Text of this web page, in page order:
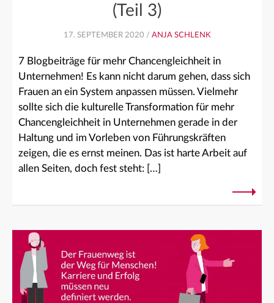
(Teil 3)
17. SEPTEMBER 2020 / ANJA SCHLENK
7 Blogbeiträge für mehr Chancengleichheit in
Unternehmen! Es kann nicht darum gehen, dass sich
Frauen an ein System anpassen müssen. Vielmehr
sollte sich die kulturelle Transformation für mehr
Chancengleichheit in Unternehmen gerade in der
Haltung und im Vorleben von Führungskräften
zeigen, die es ernst meinen. Das ist harte Arbeit auf
allen Seiten, doch fest steht: […]